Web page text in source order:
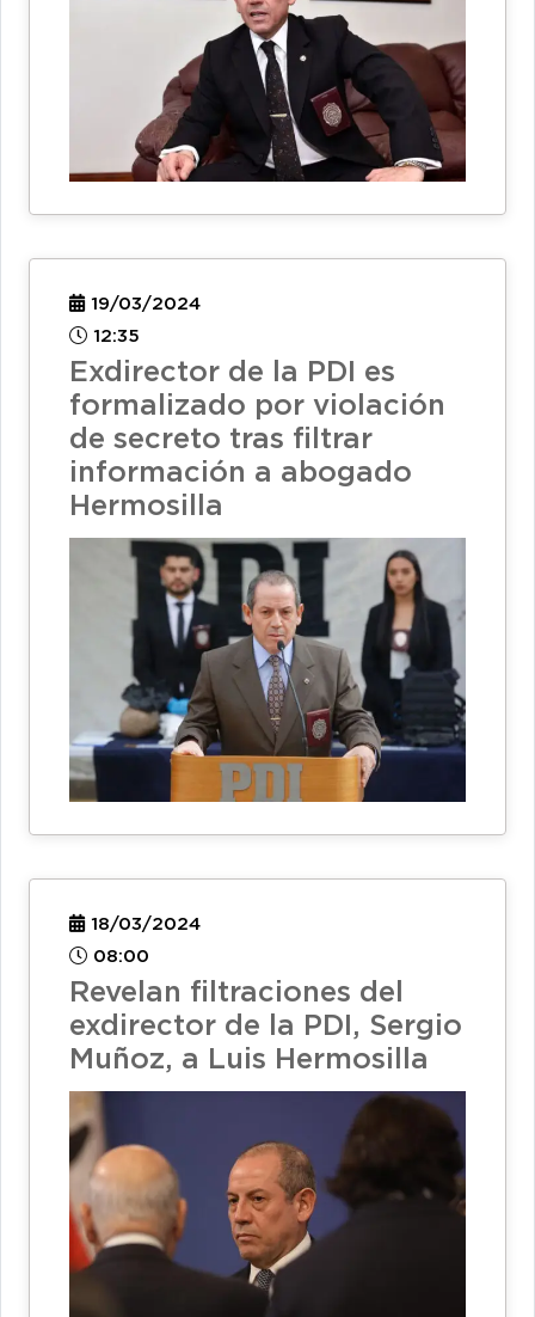
19/03/2024
12:35
Exdirector de la PDI es
formalizado por violación
de secreto tras filtrar
información a abogado
Hermosilla
18/03/2024
08:00
Revelan filtraciones del
exdirector de la PDI, Sergio
Muñoz, a Luis Hermosilla